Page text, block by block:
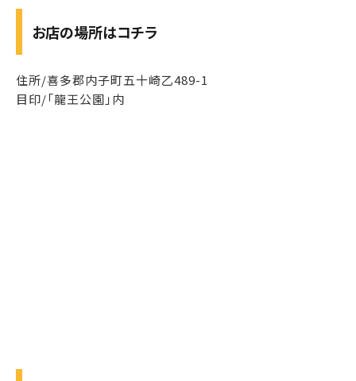
お店の場所はコチラ
住所/喜多郡内子町五十崎乙489-1
目印/「龍王公園」内